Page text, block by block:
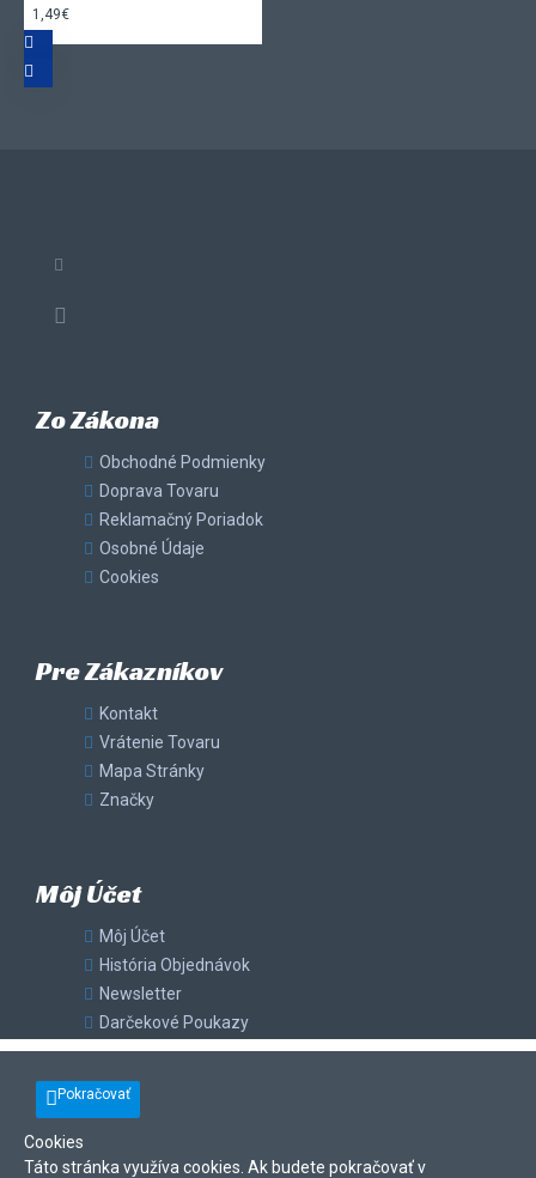
1,49€
Zo Zákona
Obchodné Podmienky
Doprava Tovaru
Reklamačný Poriadok
Osobné Údaje
Cookies
Pre Zákazníkov
Kontakt
Vrátenie Tovaru
Mapa Stránky
Značky
Môj Účet
Môj Účet
História Objednávok
Newsletter
Darčekové Poukazy
Pokračovať
Cookies
Táto stránka využíva cookies. Ak budete pokračovať v